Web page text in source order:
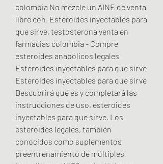
colombia No mezcle un AINE de venta
libre con. Esteroides inyectables para
que sirve, testosterona venta en
farmacias colombia - Compre
esteroides anabólicos legales
Esteroides inyectables para que sirve
Esteroides inyectables para que sirve
Descubrirá qué es y completará las
instrucciones de uso, esteroides
inyectables para que sirve. Los
esteroides legales, también
conocidos como suplementos
preentrenamiento de múltiples